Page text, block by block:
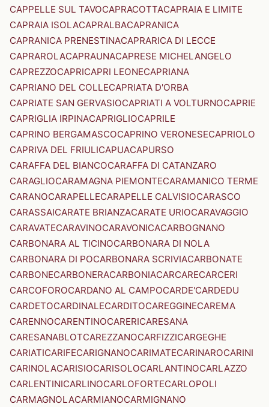
CAPPELLE SUL TAVOCAPRACOTTACAPRAIA E LIMITE
CAPRAIA ISOLACAPRALBACAPRANICA
CAPRANICA PRENESTINACAPRARICA DI LECCE
CAPRAROLACAPRAUNACAPRESE MICHELANGELO
CAPREZZOCAPRICAPRI LEONECAPRIANA
CAPRIANO DEL COLLECAPRIATA D'ORBA
CAPRIATE SAN GERVASIOCAPRIATI A VOLTURNOCAPRIE
CAPRIGLIA IRPINACAPRIGLIOCAPRILE
CAPRINO BERGAMASCOCAPRINO VERONESECAPRIOLO
CAPRIVA DEL FRIULICAPUACAPURSO
CARAFFA DEL BIANCOCARAFFA DI CATANZARO
CARAGLIOCARAMAGNA PIEMONTECARAMANICO TERME
CARANOCARAPELLECARAPELLE CALVISIOCARASCO
CARASSAICARATE BRIANZACARATE URIOCARAVAGGIO
CARAVATECARAVINOCARAVONICACARBOGNANO
CARBONARA AL TICINOCARBONARA DI NOLA
CARBONARA DI POCARBONARA SCRIVIACARBONATE
CARBONECARBONERACARBONIACARCARECARCERI
CARCOFOROCARDANO AL CAMPOCARDE'CARDEDU
CARDETOCARDINALECARDITOCAREGGINECAREMA
CARENNOCARENTINOCARERICARESANA
CARESANABLOTCAREZZANOCARFIZZICARGEGHE
CARIATICARIFECARIGNANOCARIMATECARINAROCARINI
CARINOLACARISIOCARISOLOCARLANTINOCARLAZZO
CARLENTINICARLINOCARLOFORTECARLOPOLI
CARMAGNOLACARMIANOCARMIGNANO